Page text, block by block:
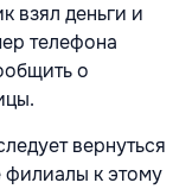
взял деньги и
телефона
о
вернуться
филиалы к этому